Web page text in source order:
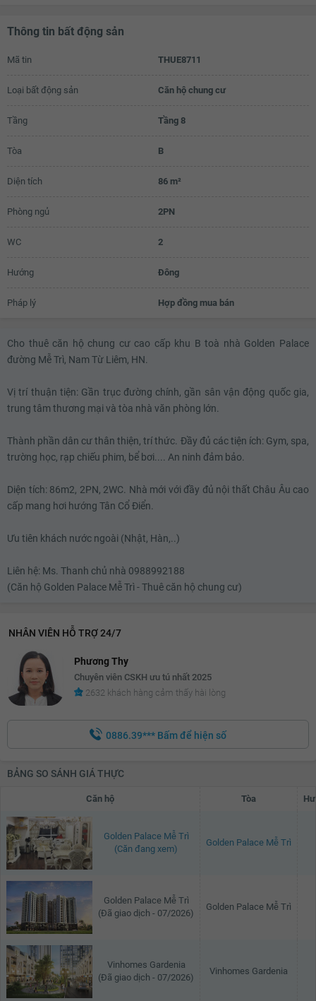
Thông tin bất động sản
Mã tin THUE8711
Loại bất động sản Căn hộ chung cư
Tầng Tầng 8
Tòa B
Diện tích 86 m²
Phòng ngủ 2PN
WC 2
Hướng Đông
Pháp lý Hợp đồng mua bán
Cho thuê căn hộ chung cư cao cấp khu B toà nhà Golden Palace
đường Mễ Trì, Nam Từ Liêm, HN.
Vị trí thuận tiện: Gần trục đường chính, gần sân vận động quốc gia,
trung tâm thương mại và tòa nhà văn phòng lớn.
Thành phần dân cư thân thiện, trí thức. Đầy đủ các tiện ích: Gym, spa,
trường học, rạp chiếu phim, bể bơi.... An ninh đảm bảo.
Diện tích: 86m2, 2PN, 2WC. Nhà mới với đầy đủ nội thất Châu Âu cao
cấp mang hơi hướng Tân Cổ Điển.
Ưu tiên khách nước ngoài (Nhật, Hàn,..)
Liên hệ: Ms. Thanh chủ nhà 0988992188
(Căn hộ Golden Palace Mễ Trì - Thuê căn hộ chung cư)
NHÂN VIÊN HỖ TRỢ 24/7
Phương Thy
Chuyên viên CSKH ưu tú nhất 2025
2632 khách hàng cảm thấy hài lòng
0886.39*** Bấm để hiện số
BẢNG SO SÁNH GIÁ THỰC
Căn hộ Tòa
Golden Palace Mễ Trì
(Căn đang xem)
Golden Palace Mễ Trì
Golden Palace Mễ Trì
(Đã giao dịch - 07/2026)
Golden Palace Mễ Trì
Vinhomes Gardenia
(Đã giao dịch - 07/2026)
Vinhomes Gardenia